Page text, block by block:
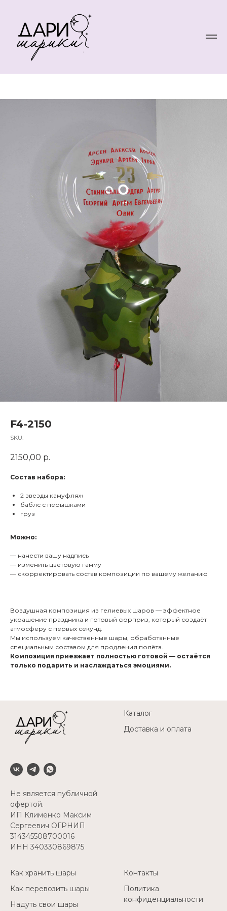
F4-2150
SKU:
2150,00 р.
Состав набора:
2 звезды камуфляж
баблс с перышками
груз
Можно:
— нанести вашу надпись
— изменить цветовую гамму
— скорректировать состав композиции по вашему желанию
Воздушная композиция из гелиевых шаров — эффектное
украшение праздника и готовый сюрприз, который создаёт
атмосферу с первых секунд.
Мы используем качественные шары, обработанные
специальным составом для продления полёта.
Композиция приезжает полностью готовой — остаётся
только подарить и наслаждаться эмоциями.
Не является публичной
офертой.
ИП Клименко Максим
Сергеевич ОГРНИП
314345508700016
ИНН 340330869875
Каталог
Доставка и оплата
Как хранить шары
Как перевозить шары
Надуть свои шары
Контакты
Политика
конфиденциальности